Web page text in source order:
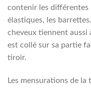
contenir les différentes
élastiques, les
cheveux tiennent aussi
est collé sur sa partie
tiroir.
Les mensurations de